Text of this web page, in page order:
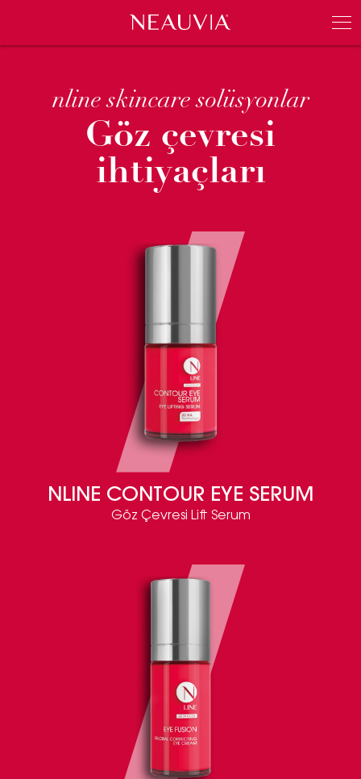
Neauvia
nline skincare solüsyonlar
Göz çevresi
ihtiyaçları
NLINE CONTOUR EYE SERUM
Göz Çevresi Lift Serum